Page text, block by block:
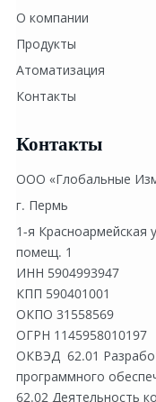
О компании
Продукты
Атоматизация
Контакты
Контакты
ООО «Глобальные
г. Пермь
1-я Красноармейская
помещ. 1
ИНН 5904993947
КПП 590401001
ОКПО 31558569
ОГРН 1145958010197
ОКВЭД  62.01
программного
62.02 Деятельность